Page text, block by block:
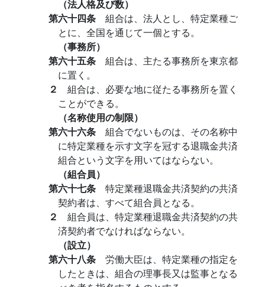
（法人格及び数）
第六十四条 組合は、法人とし、特定業種ご
とに、全国を通じて一個とする。
（事務所）
第六十五条 組合は、主たる事務所を東京都
に置く。
２ 組合は、必要な地に従たる事務所を置く
ことができる。
（名称使用の制限）
第六十六条 組合でないものは、その名称中
に特定業種を示す文字を冠する退職金共済
組合という文字を用いてはならない。
（組合員）
第六十七条 特定業種退職金共済契約の共済
契約者は、すべて組合員となる。
２ 組合員は、特定業種退職金共済契約の共
済契約者でなければならない。
（設立）
第六十八条 労働大臣は、特定業種の指定を
したときは、組合の理事長又は監事となる